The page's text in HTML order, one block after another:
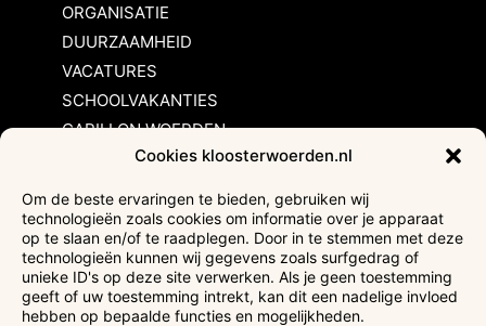
Cookies kloosterwoerden.nl
Om de beste ervaringen te bieden, gebruiken wij
technologieën zoals cookies om informatie over je apparaat
op te slaan en/of te raadplegen. Door in te stemmen met deze
technologieën kunnen wij gegevens zoals surfgedrag of
unieke ID's op deze site verwerken. Als je geen toestemming
geeft of uw toestemming intrekt, kan dit een nadelige invloed
hebben op bepaalde functies en mogelijkheden.
ORGANISATIE
DUURZAAMHEID
VACATURES
SCHOOLVAKANTIES
CARILLON WOERDEN
Inschrijvingsvoorwaarden
Bezoekersvoorwaarden
Huurvoorwaarden
Privacyverklaring
Ticketverkoop